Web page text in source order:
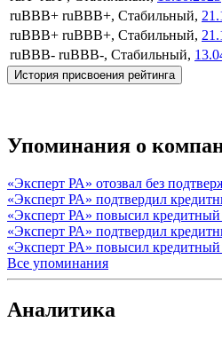
ruBBB+ ruBBB+, Стабильный,
ruBBB+ ruBBB+, Стабильный,
ruBBB- ruBBB-, Стабильный,
История присвоения рейтинга
Упоминания о
«Эксперт РА» отозвал без
«Эксперт РА» подтвердил
«Эксперт РА» повысил
«Эксперт РА» подтвердил
«Эксперт РА» повысил
Все упоминания
Аналитика